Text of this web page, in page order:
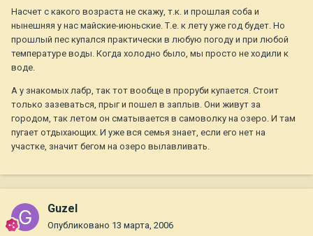
Насчет с какого возраста не скажу, т.к. и прошлая соба и
нынешняя у нас майские-июньские. Т.е. к лету уже год будет. Но
прошлый пес купался практически в любую погоду и при любой
температуре воды. Когда холодно было, мы просто не ходили к
воде.
А у знакомых лабр, так тот вообще в проруби купается. Стоит
только зазеваться, прыг и пошел в заплыв. Они живут за
городом, так летом он сматывается в самоволку на озеро. И там
пугает отдыхающих. И уже вся семья знает, если его нет на
участке, значит бегом на озеро вылавливать.
Guzel
Опубликовано 13 марта, 2006